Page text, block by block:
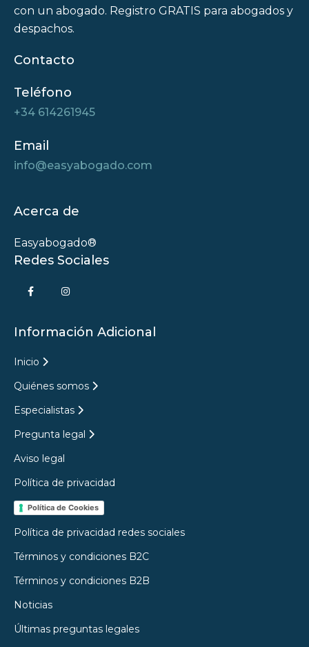
con un abogado. Registro GRATIS para abogados y
despachos.
Contacto
Teléfono
+34 614261945
Email
info@easyabogado.com
Acerca de
Easyabogado®
Redes Sociales
Información Adicional
Inicio
Quiénes somos
Especialistas
Pregunta legal
Aviso legal
Política de privacidad
Política de Cookies
Política de privacidad redes sociales
Términos y condiciones B2C
Términos y condiciones B2B
Noticias
Últimas preguntas legales